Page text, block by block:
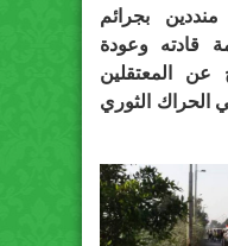
منددين بجرائم
قادته وعودة
عن المعتقلين
الحراك الثوري